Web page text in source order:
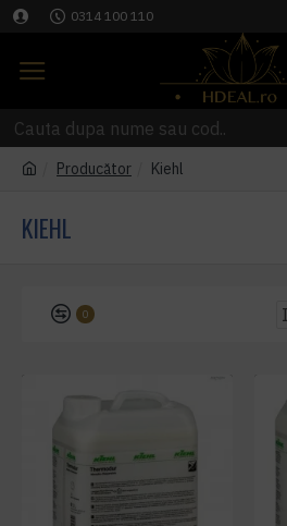
0314 100 110
Producător Kiehl
KIEHL
0